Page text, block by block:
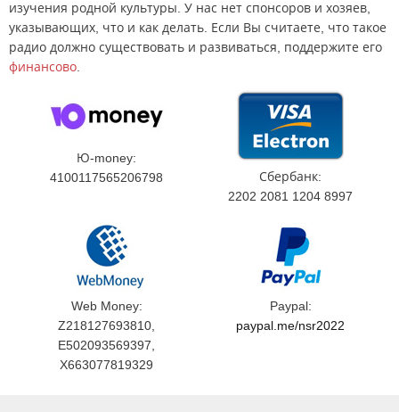
изучения родной культуры. У нас нет спонсоров и хозяев,
указывающих, что и как делать. Если Вы считаете, что такое
радио должно существовать и развиваться, поддержите его
финансово.
Ю-money:
4100117565206798
Сбербанк:
2202 2081 1204 8997
Web Money:
Z218127693810,
E502093569397,
X663077819329
Paypal:
paypal.me/nsr2022